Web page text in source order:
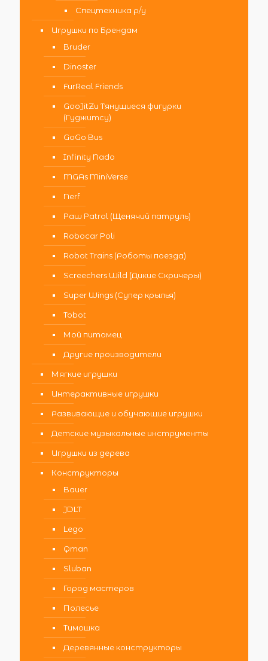
Спецтехника р/у
Игрушки по Брендам
Bruder
Dinoster
FurReal Friends
GooJitZu Тянущиеся фигурки
(Гуджитсу)
GoGo Bus
Infinity Nado
MGAs MiniVerse
Nerf
Paw Patrol (Щенячий патруль)
Robocar Poli
Robot Trains (Роботы поезда)
Screechers Wild (Дикие Скричеры)
Super Wings (Супер крылья)
Tobot
Мой питомец
Другие производители
Мягкие игрушки
Интерактивные игрушки
Развивающие и обучающие игрушки
Детские музыкальные инструменты
Игрушки из дерева
Конструкторы
Bauer
JDLT
Lego
Qman
Sluban
Город мастеров
Полесье
Тимошка
Деревянные конструкторы